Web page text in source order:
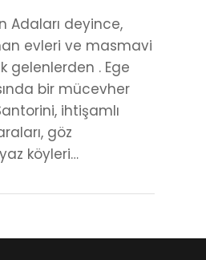
Adaları deyince,
evleri ve masmavi
gelenlerden . Ege
bir mücevher
ihtişamlı
göz
köyleri…